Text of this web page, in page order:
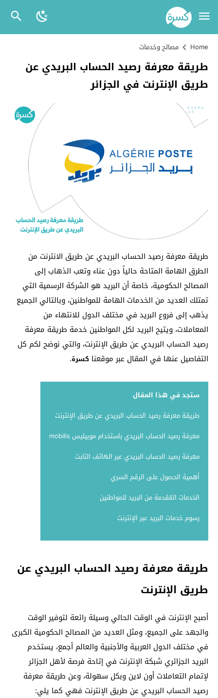
Home مصالح وخدمات
طريقة معرفة رصيد الحساب البريدي عن
طريق الإنترنت في الجزائر
طريقة معرفة رصيد الحساب البريدي عن طريق الانترنت من
الطرق الهامة المتاحة حالياً دون عناء وتعب الذهاب إلى
المصالح الحكومية، خاصة أن البريد هو الشركة الرسمية التي
تمتلك العديد من الخدمات الهامة للمواطنين، وبالتالي الجميع
يذهب إلى فروع البريد في مختلف الدول للانتهاء من
المعاملات، ويتيح البريد لكل المواطنين خدمة طريقة معرفة
رصيد الحساب البريدي عن طريق الإنترنت، والتي نوضح لكم كل
التفاصيل عنها في المقال عبر موقعنا كسرة.
ستجد في هذا المقال
طريقة معرفة رصيد الحساب البريدي عن طريق الإنترنت
معرفة رصيد الحساب البريدي باستخدام موبيليس mobilis
معرفة رصيد الحساب البريدي عبر الهاتف الثابت
أهمية الحصول على الرقم السري
الخدمات المُقدمة من البريد للمواطنين
رسوم خدمات البريد عبر الإنترنت
طريقة معرفة رصيد الحساب البريدي عن
طريق الإنترنت
أصبح الإنترنت في الوقت الحالي وسيلة رائعة لتوفير الوقت
والجهد على الجميع، ومثل العديد من المصالح الحكومية الكبرى
في مختلف الدول العربية والأجنبية والعالم أجمع، يستخدم
البريد الجزائري شبكة الإنترنت في إتاحة فرصة لأهل الجزائر
لإتمام التعاملات أون لاين وبكل سهولة، وعن طريقة معرفة
رصيد الحساب البريدي عن طريق الإنترنت فهي كما يلي: